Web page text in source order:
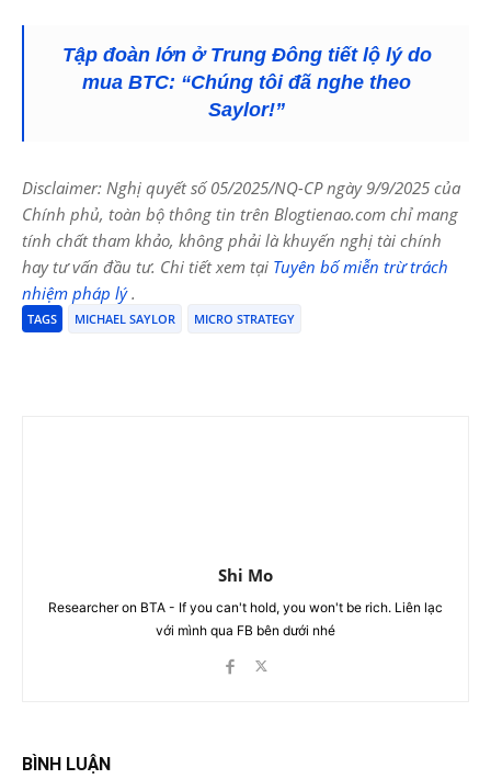
Tập đoàn lớn ở Trung Đông tiết lộ lý do
mua BTC: “Chúng tôi đã nghe theo
Saylor!”
Disclaimer: Nghị quyết số 05/2025/NQ-CP ngày 9/9/2025 của
Chính phủ, toàn bộ thông tin trên Blogtienao.com chỉ mang
tính chất tham khảo, không phải là khuyến nghị tài chính
hay tư vấn đầu tư. Chi tiết xem tại Tuyên bố miễn trừ trách
nhiệm pháp lý.
TAGS MICHAEL SAYLOR MICRO STRATEGY
Shi Mo
Researcher on BTA - If you can't hold, you won't be rich. Liên lạc
với mình qua FB bên dưới nhé
BÌNH LUẬN